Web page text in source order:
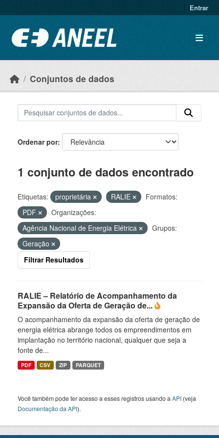
Entrar
Conjuntos de dados
Ordenar por
1 conjunto de dados encontrado
Etiquetas: proprietária RALIE
Formatos:
PDF
Organizações:
Agência Nacional de Energia Elétrica
Grupos:
Geração
Filtrar Resultados
RALIE – Relatório de Acompanhamento da
Expansão da Oferta de Geração de...
O acompanhamento da expansão da oferta de geração de
energia elétrica abrange todos os empreendimentos em
implantação no território nacional, qualquer que seja a
fonte de...
PDF CSV ZIP PARQUET
Você também pode ter acesso a esses registros usando a API (veja
Documentação da API).